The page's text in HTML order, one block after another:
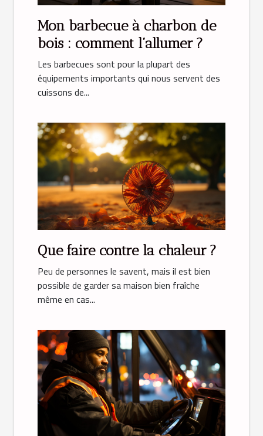
Mon barbecue à charbon de
bois : comment l’allumer ?
Les barbecues sont pour la plupart des
équipements importants qui nous servent des
cuissons de...
Que faire contre la chaleur ?
Peu de personnes le savent, mais il est bien
possible de garder sa maison bien fraîche
même en cas...